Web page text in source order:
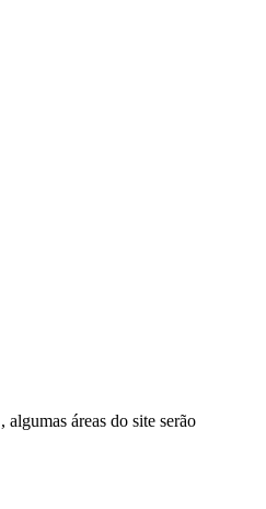
áreas do site serão